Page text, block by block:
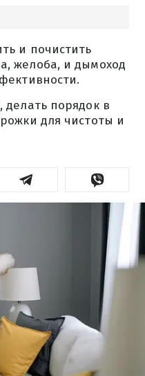
и почистить
желоба, и дымоход
порядок в
для чистоты и